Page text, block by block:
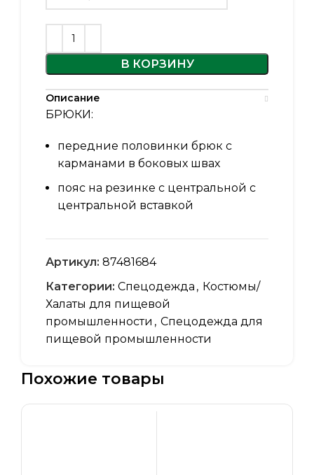
В КОРЗИНУ
Описание
БРЮКИ:
передние половинки брюк с
карманами в боковых швах
пояс на резинке с центральной с
центральной вставкой
Артикул: 87481684
Категории: Спецодежда , Костюмы/
Халаты для пищевой
промышленности , Спецодежда для
пищевой промышленности
Похожие товары